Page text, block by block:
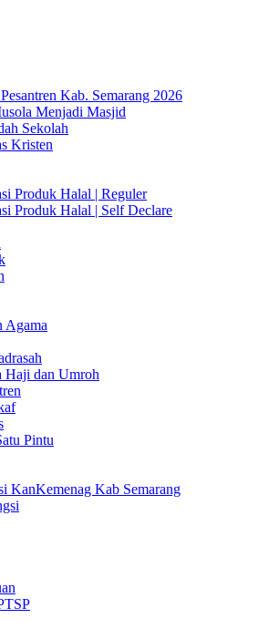
Kab. Semarang 2026
Menjadi Masjid
Sekolah
Kristen
Produk Halal | Reguler
Produk Halal | Self Declare
Agama
Haji dan Umroh
Pintu
KanKemenag Kab Semarang